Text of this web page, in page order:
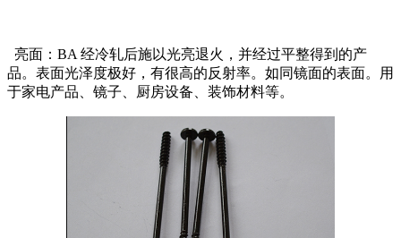
亮面：BA 经冷轧后施以光亮退火，并经过平整得到的产
品。表面光泽度极好，有很高的反射率。如同镜面的表面。用
于家电产品、镜子、厨房设备、装饰材料等。